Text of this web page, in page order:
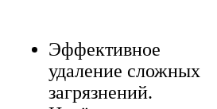
Эффективное
удаление сложных
загрязнений.